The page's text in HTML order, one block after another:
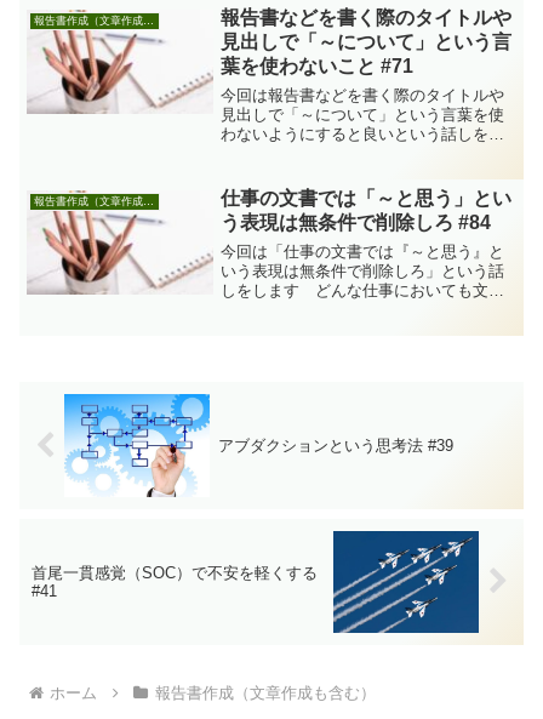
ないかもしれませんが… 先日NHKの番
組を見ていたらChatG...
報告書などを書く際のタイトルや
見出しで「～について」という言
葉を使わないこと #71
今回は報告書などを書く際のタイトルや
見出しで「～について」という言葉を使
わないようにすると良いという話しをし
ように定期的な報告もあれば、視察報告
のように不定期な報告もあ...
報告書作成（文章作成も含む）
仕事の文書では「～と思う」とい
う表現は無条件で削除しろ #84
今回は「仕事の文書では『～と思う』と
いう表現は無条件で削除しろ」という話
しをします どんな仕事においても文書
アブダクションという思考法 #39
首尾一貫感覚（SOC）で不安を軽くする
#41
ホーム 報告書作成（文章作成も含む）